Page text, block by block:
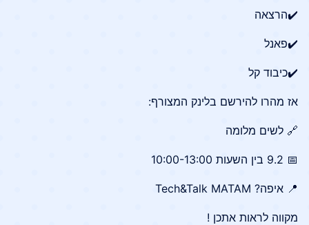
✔️הרצאה
✔️פאנל
✔️כיבוד קל
אז מהרו להירשם בלינק המצורף:
🔗 לשים מלומה
📅 9.2 בין השעות 10:00-13:00
📍 איפה? Tech&Talk MATAM
מקווה לראות אתכן !